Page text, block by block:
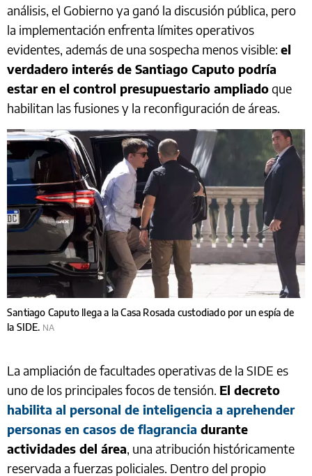
análisis, el Gobierno ya ganó la discusión pública, pero
la implementación enfrenta límites operativos
evidentes, además de una sospecha menos visible: el
verdadero interés de Santiago Caputo podría
estar en el control presupuestario ampliadoque
habilitan las fusiones y la reconfiguración de áreas.
Santiago Caputo llega a la Casa Rosada custodiado por un espía de
la SIDE. NA
La ampliación de facultades operativas de la SIDE es
uno de los principales focos de tensión. El decreto
habilita al personal de inteligencia a aprehender
personas en casos de flagrancia durante
actividades del área , una atribución históricamente
reservada a fuerzas policiales. Dentro del propio